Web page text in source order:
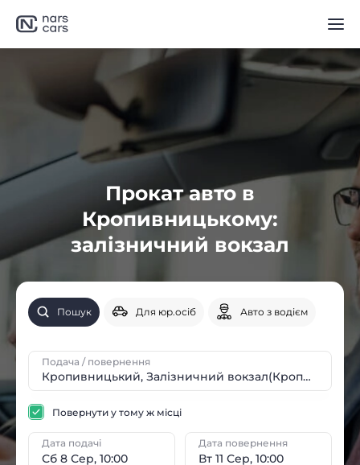
Прокат авто в
Кропивницькому:
залізничний вокзал
Пошук Для юр.осіб Авто з водієм
Подача / повернення
Сб 8 Сер, 10:00
Дата подачі
Вт 11 Сер, 10:00
Дата повернення
Повернути у тому ж місці